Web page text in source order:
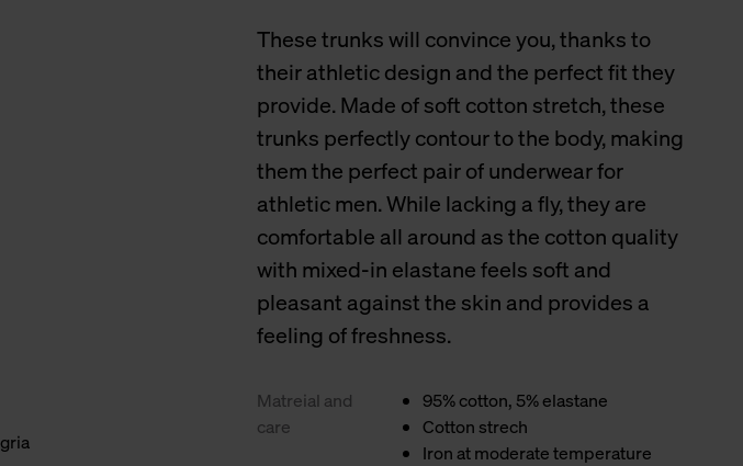
These trunks will convince you, thanks to
their athletic design and the perfect fit they
provide. Made of soft cotton stretch, these
trunks perfectly contour to the body, making
them the perfect pair of underwear for
athletic men. While lacking a fly, they are
comfortable all around as the cotton quality
with mixed-in elastane feels soft and
pleasant against the skin and provides a
feeling of freshness.
Matreial and
care
95% cotton, 5% elastane
Cotton strech
Iron at moderate temperature